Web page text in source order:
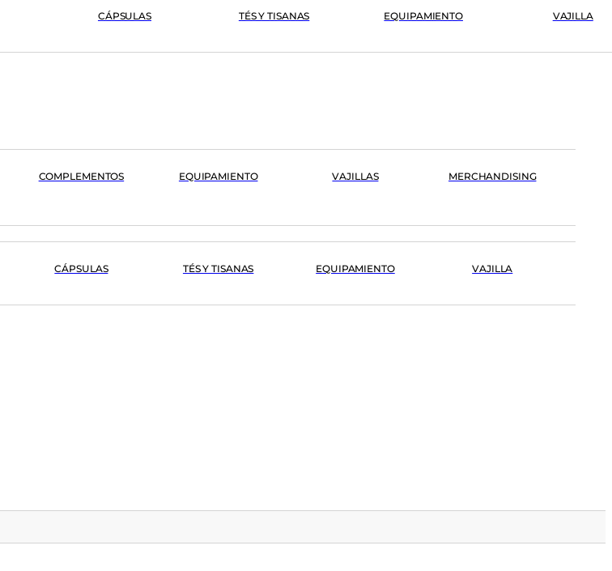
CÁPSULAS TÉS Y TISANAS EQUIPAMIENTO
VAJILLA
COMPLEMENTOS EQUIPAMIENTO VAJILLAS MERCHANDISING
CÁPSULAS TÉS Y TISANAS EQUIPAMIENTO VAJILLA